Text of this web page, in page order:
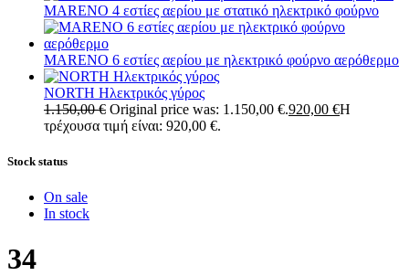
MARENO 4 εστίες αερίου με στατικό ηλεκτρικό φούρνο
MARENO 6 εστίες αερίου με ηλεκτρικό φούρνο αερόθερμο
NORTH Ηλεκτρικός γύρος
1.150,00€ Original price was: 1.150,00 €.920,00 €Η
τρέχουσα τιμή είναι: 920,00 €.
Stock status
On sale
In stock
34